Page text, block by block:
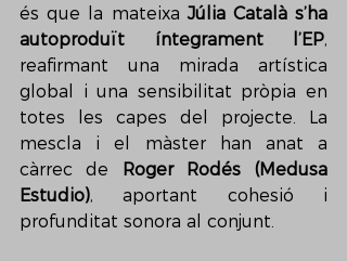
és que la mateixa Júlia Català s’ha
autoproduït íntegrament l’EP,
reafirmant una mirada artística
global i una sensibilitat pròpia en
totes les capes del projecte. La
mescla i el màster han anat a
càrrec de
Roger Rodés (Medusa
Estudio), aportant cohesió i
profunditat sonora al conjunt.